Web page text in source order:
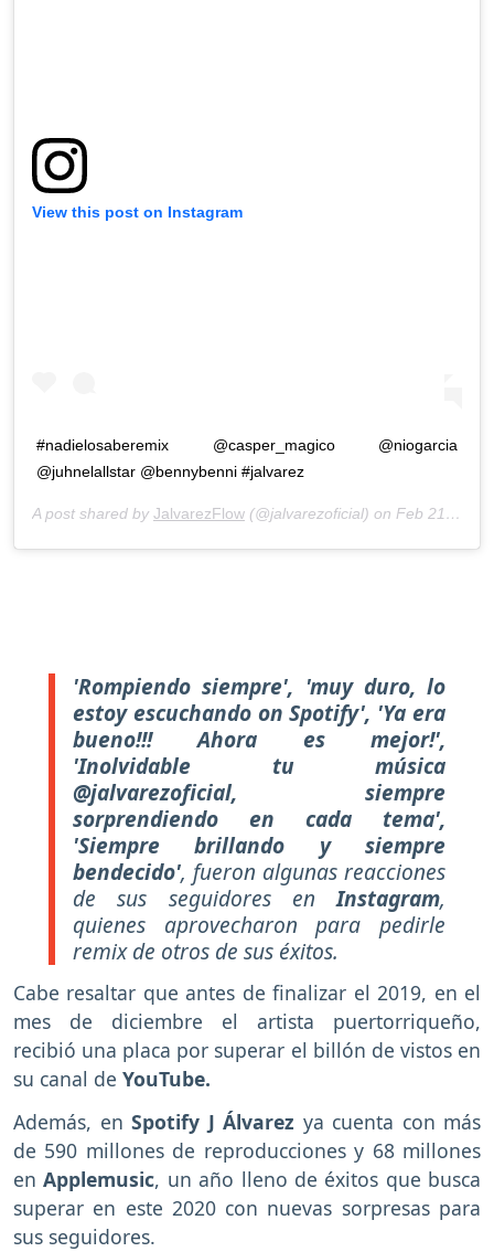
View this post on Instagram
#nadielosaberemix @casper_magico @niogarcia
@juhnelallstar @bennybenni #jalvarez
A post shared by JalvarezFlow (@jalvarezoficial) on Feb 21, 2020 at 9:03am PST
'Rompiendo siempre', 'muy duro, lo
estoy escuchando on Spotify', 'Ya era
bueno!!! Ahora es mejor!',
'Inolvidable tu música
@jalvarezoficial, siempre
sorprendiendo en cada tema',
'Siempre brillando y siempre
bendecido', fueron algunas reacciones
de sus seguidores enInstagram,
quienes aprovecharon para pedirle
remix de otros de sus éxitos.
Cabe resaltar que antes de finalizar el 2019, en el
mes de diciembre el artista puertorriqueño,
recibió una placa por superar el billón de vistos en
su canal de YouTube.
Además, en Spotify J Álvarez ya cuenta con más
de 590 millones de reproducciones y 68 millones
enApplemusic, un año lleno de éxitos que busca
superar en este 2020 con nuevas sorpresas para
sus seguidores.